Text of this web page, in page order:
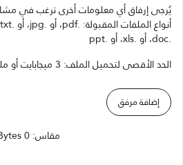
يُرجى إرفاق أي معلومات أخرى ترغب في
.doc، أو .xls، أو .ppt
الحد الأقصى لتحميل الملف: 3 ميجابايت أو ملفين
إضافة مرفق
مقاس: 0 Bytes